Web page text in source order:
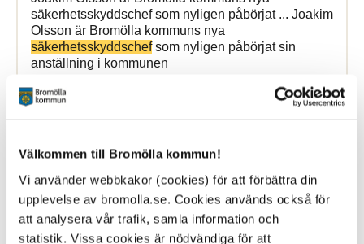
Välkommen till Bromölla kommun!
Vi använder webbkakor (cookies) för att förbättra din
upplevelse av bromolla.se. Cookies används också för
att analysera vår trafik, samla information och
statistik. Vissa cookies är nödvändiga för att
säkerhetsskyddschef som nyligen påbörjat ... Joakim
Olsson är Bromölla kommuns nya
säkerhetsskyddschefsom nyligen påbörjat sin
anställning i kommunen
Bromölla Kommun
1 December 2023
Nyhet